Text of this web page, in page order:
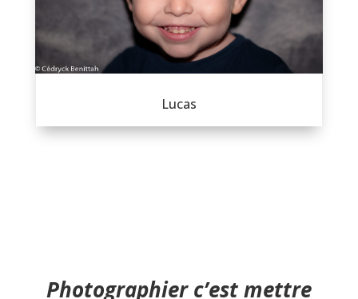
Lucas
Photographier c’est mettre